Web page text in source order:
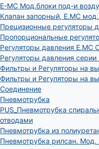
E-MC Мод.блоки под-и
Клапан запорный, E.MC мод.
Прецизионные регуляторы
Пропорциональные
Регуляторы давления E.MC
Регуляторы давления серии
Фильтры и Регуляторы на
Фильтры и Регуляторы на
Соединение
Пневмотрубка
PUS_Пневмотрубка
отводами
Пневмотрубка из
Пневмотрубка рилсан. Мод.